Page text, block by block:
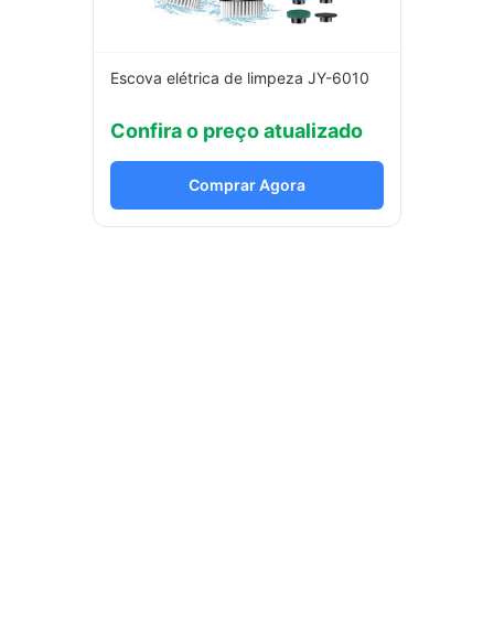
Escova elétrica de limpeza JY-6010
Confira o preço atualizado
Comprar Agora